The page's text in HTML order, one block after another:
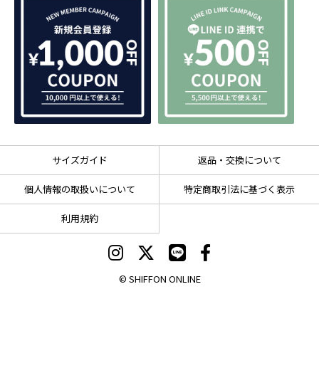
サイズガイド 返品・交換について
個人情報の取扱いについて 特定商取引法に基づく表示
利用規約
© SHIFFON ONLINE